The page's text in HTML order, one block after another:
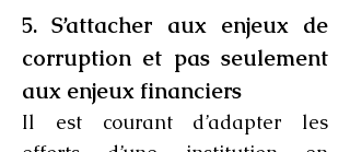
5. S’attacher aux enjeux de
corruption et pas seulement
aux enjeux financiers
Il est courant d’adapter les